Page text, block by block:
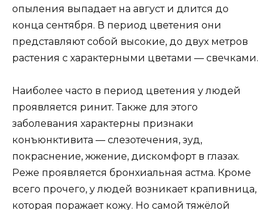
опыления выпадает на август и длится до
конца сентября. В период цветения они
представляют собой высокие, до двух метров
растения с характерными цветами — свечками.
Наиболее часто в период цветения у людей
проявляется ринит. Также для этого
заболевания характерны признаки
конъюнктивита — слезотечения, зуд,
покраснение, жжение, дискомфорт в глазах.
Реже проявляется бронхиальная астма. Кроме
всего прочего, у людей возникает крапивница,
которая поражает кожу. Но самой тяжёлой